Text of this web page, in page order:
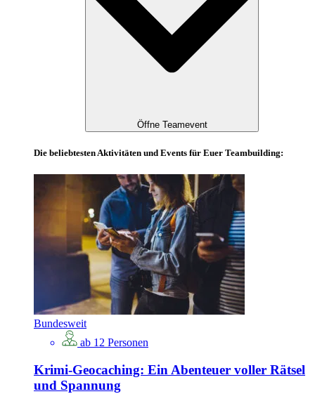
Öffne Teamevent
Die beliebtesten Aktivitäten und Events für Euer Teambuilding:
Bundesweit
ab 12 Personen
Krimi-Geocaching: Ein Abenteuer voller Rätsel
und Spannung